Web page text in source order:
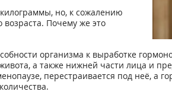
но, к сожалению
возраста. Почему же это
организма к выработке
а также нижней части лица и
перестраивается под неё, а